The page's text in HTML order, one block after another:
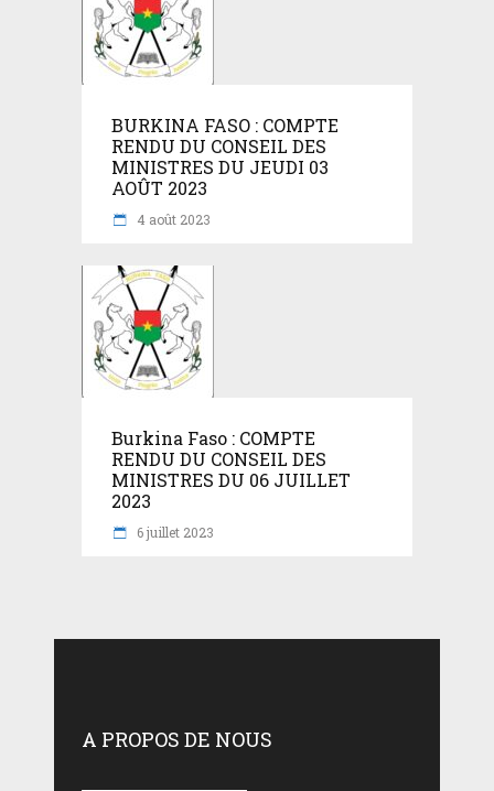
BURKINA FASO : COMPTE
RENDU DU CONSEIL DES
MINISTRES DU JEUDI 03
AOÛT 2023
4 août 2023
Burkina Faso : COMPTE
RENDU DU CONSEIL DES
MINISTRES DU 06 JUILLET
2023
6 juillet 2023
A PROPOS DE NOUS